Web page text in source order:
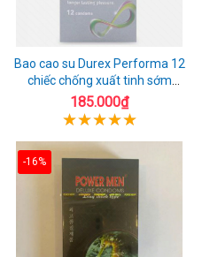
Bao cao su Durex Performa 12
chiếc chống xuất tinh sớm
chuẩn Thái Lan
185.000₫
-16%